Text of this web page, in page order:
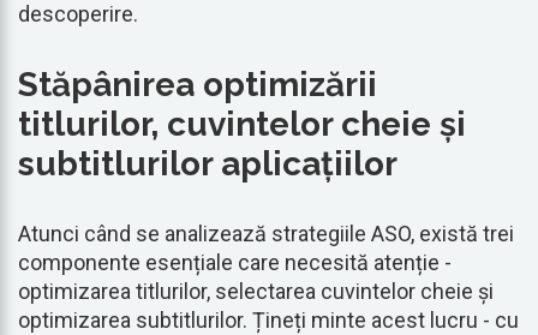
descoperire.
Stăpânirea optimizării
titlurilor, cuvintelor cheie și
subtitlurilor aplicațiilor
Atunci când se analizează strategiile ASO, există trei
componente esențiale care necesită atenție -
optimizarea titlurilor, selectarea cuvintelor cheie și
optimizarea subtitlurilor. Țineți minte acest lucru - cu